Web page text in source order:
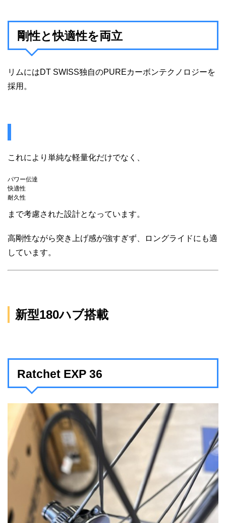
剛性と快適性を両立
リムにはDT SWISS独自のPUREカーボンテクノロジーを
採用。
これにより単純な軽量化だけでなく、
パワー伝達
快適性
耐久性
まで考慮された設計となっています。
高剛性ながら突き上げ感が強すぎず、ロングライドにも適
しています。
新型180ハブ搭載
Ratchet EXP 36